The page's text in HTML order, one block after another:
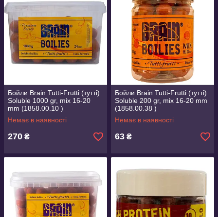
Бойли Brain Tutti-Frutti (тутті)
Soluble 1000 gr, mix 16-20
mm (1858.00.10 )
Немає в наявності
270 ₴
Бойли Brain Tutti-Frutti (тутті)
Soluble 200 gr, mix 16-20 mm
(1858.00.38 )
Немає в наявності
63 ₴